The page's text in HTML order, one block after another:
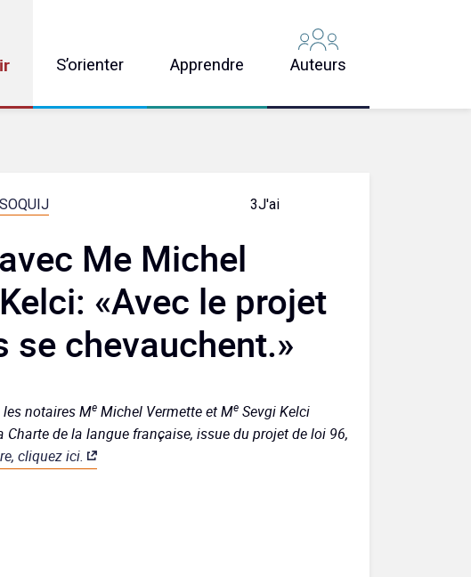
S’orienter Apprendre Auteurs
3J'aime
Me Michel
«Avec le projet
se chevauchent.»
les notaires Me Michel Vermette et Me Sevgi Kelci
de la langue française, issue du projet de loi 96,
cliquez ici.